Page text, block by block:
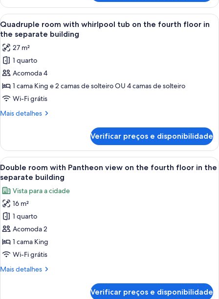
the
third
floor
in
the
separate
building
room
with
balcony
and
Pantheon
view
on
the
third
floor
the
separate
Carrega
todas
as
fotos
de
Quadruple
room
with
whirlpool
the
fourth
floor
in
the
separate
building
Quarto moderno com cama, sofá
11
Quadruple room with whirlpool tub on the fourth floor in
the separate building
27 m²
1 quarto
Acomoda 4
1 cama King e 2 camas de solteiro OU 4 camas de solteiro
Wi-Fi grátis
Mais detalhes
Mais
room
with
whirlpool
tub
the
fourth
floor
in
the
building
Verificar preços e disponibilidade
Carrega
todas
as
fotos
de
Double
room
with
Pantheon
on
Double room with Pantheon view
11
Double room with Pantheon view on the fourth floor in the
separate building
Vista para a cidade
16 m²
1 quarto
Acomoda 2
1 cama King
Wi-Fi grátis
Mais detalhes
Mais
Verificar preços e disponibilidade